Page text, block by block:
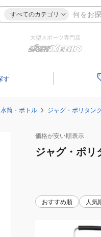
すべてのカテゴリ
大型スポーツ専門店
水筒・ボトル ジャグ・ポリタンク
価格が安い順表示
ジャグ・ポリ
おすすめ順 人気